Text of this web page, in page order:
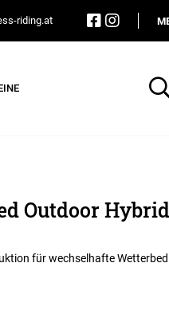
riding.at
Outdoor Hybrid
für wechselhafte